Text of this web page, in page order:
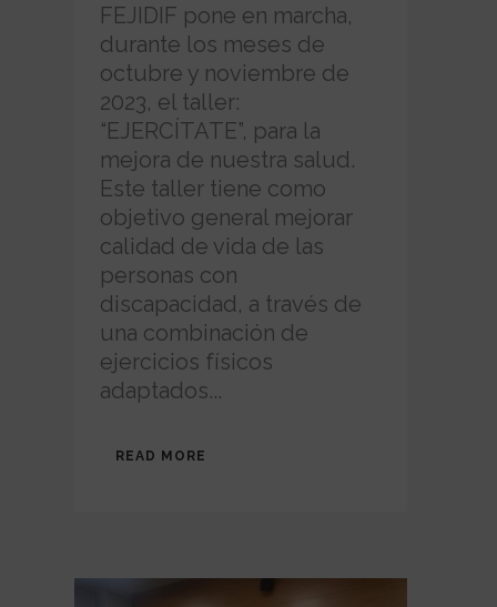
FEJIDIF pone en marcha,
durante los meses de
octubre y noviembre de
2023, el taller:
“EJERCÍTATE”, para la
mejora de nuestra salud.
Este taller tiene como
objetivo general mejorar
calidad de vida de las
personas con
discapacidad, a través de
una combinación de
ejercicios físicos
adaptados...
READ MORE